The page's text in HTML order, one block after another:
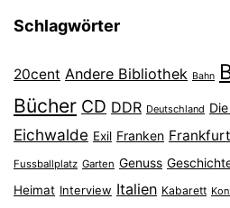
Schlagwörter
20cent Andere Bibliothek Bahn
Bücher CD DDR Deutschland
Eichwalde Exil Franken
Fussballplatz Garten Genuss
Heimat Interview Italien Kabarett